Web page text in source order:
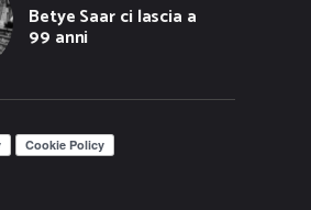
Betye Saar ci lascia a
99 anni